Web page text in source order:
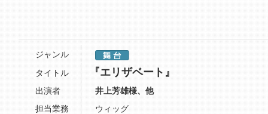
ジャンル
タイトル
『エリザベート』
出演者
井上芳雄様、他
担当業務
ウィッグ